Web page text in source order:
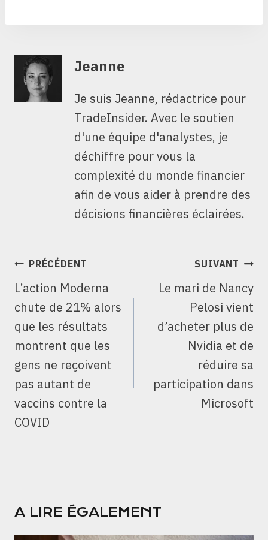
Jeanne
Je suis Jeanne, rédactrice pour
TradeInsider. Avec le soutien
d'une équipe d'analystes, je
déchiffre pour vous la
complexité du monde financier
afin de vous aider à prendre des
décisions financières éclairées.
NAVIGATION
L’ARTICLE
PRÉCÉDENT
L’action Moderna
chute de 21% alors
que les résultats
montrent que les
gens ne reçoivent
pas autant de
vaccins contre la
COVID
SUIVANT
Le mari de Nancy
Pelosi vient
d’acheter plus de
Nvidia et de
réduire sa
participation dans
Microsoft
A LIRE ÉGALEMENT